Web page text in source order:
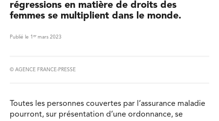
régressions en matière de droits des
femmes se multiplient dans le monde.
Publié le 1 er mars 2023
© AGENCE FRANCE-PRESSE
Toutes les personnes couvertes par l’assurance maladie
pourront, sur présentation d’une ordonnance, se